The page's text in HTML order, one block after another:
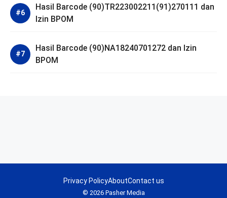
Hasil Barcode (90)TR223002211(91)270111 dan
Izin BPOM
Hasil Barcode (90)NA18240701272 dan Izin
BPOM
© 2026 Pasher Media
Privacy PolicyAboutContact us